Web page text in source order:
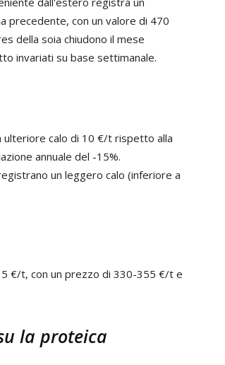
precedente, con un valore di 470
della soia chiudono il mese
invariati su base settimanale.
ulteriore calo di 10 €/t rispetto alla
annuale del -15%.
un leggero calo (inferiore a
5 €/t, con un prezzo di 330-355 €/t e
la proteica